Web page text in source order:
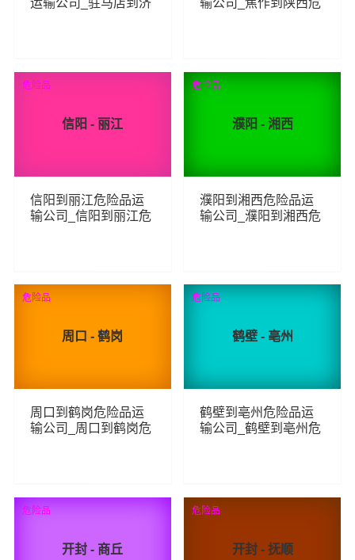
运输公司_驻马店到济
87 查看详细
输公司_焦作到陕西危
81 查看详细
信阳 - 丽江
信阳到丽江危险品运
输公司_信阳到丽江危
94 查看详细
危险品
濮阳 - 湘西
濮阳到湘西危险品运
输公司_濮阳到湘西危
108 查看详细
危险品
周口 - 鹤岗
周口到鹤岗危险品运
输公司_周口到鹤岗危
87 查看详细
危险品
鹤壁 - 亳州
鹤壁到亳州危险品运
输公司_鹤壁到亳州危
64 查看详细
危险品
开封 - 商丘
危险品
开封 - 抚顺
危险品